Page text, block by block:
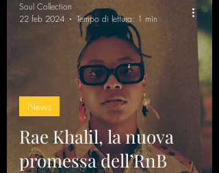
Rae Khalil, la nuova
promessa dell’RnB
News
Soul Collection
22 feb 2024
Tempo di lettura: 1 min